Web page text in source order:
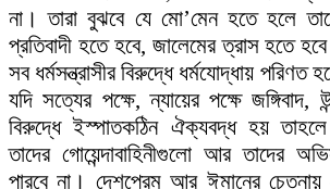
না। তারা বুঝবে যে মো’মেন হতে হলে
প্রতিবাদী হতে হবে, জালেমের ত্রাস হতে
সব ধর্মসন্ত্রাসীর বিরুদ্ধে ধর্মযোদ্ধায় পরিণত
যদি সত্যের পক্ষে, ন্যায়ের পক্ষে জঙ্গিবাদ,
বিরুদ্ধে ইস্পাতকঠিন ঐক্যবদ্ধ হয়
তাদের গোয়েন্দাবাহিনীগুলো আর তাদের
পারবে না। দেশপ্রেম আর ঈমানের